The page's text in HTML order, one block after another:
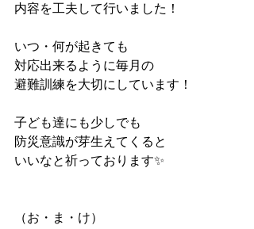
内容を工夫して行いました！
いつ・何が起きても
対応出来るように毎月の
避難訓練を大切にしています！
子ども達にも少しでも
防災意識が芽生えてくると
いいなと祈っております✨
（お・ま・け）